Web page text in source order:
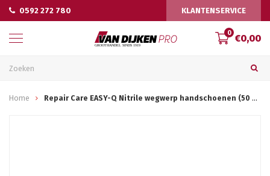
0592 272 780 KLANTENSERVICE
0 €0,00
Home Repair Care EASY-Q Nitrile wegwerp handschoenen (50 stuks)